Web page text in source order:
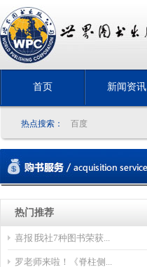
首页 新闻资讯
热点搜索： 百度
热门推荐
喜报∣我社7种图书荣获...
罗老师来啦！《脊柱侧...